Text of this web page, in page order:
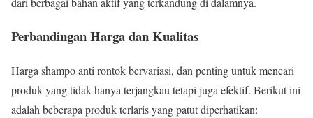
Perbandingan Harga dan Kualitas
Harga shampo anti rontok bervariasi, dan penting untuk mencari
produk yang tidak hanya terjangkau tetapi juga efektif. Berikut ini
adalah beberapa produk terlaris yang patut diperhatikan: